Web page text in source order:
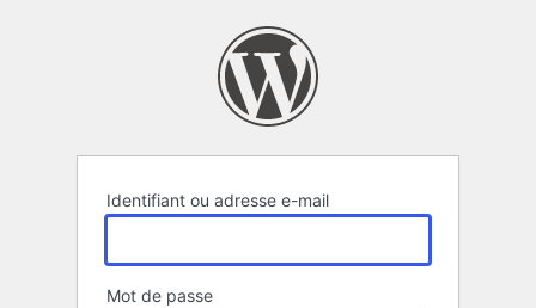
Identifiant ou adresse e-mail
Mot de passe